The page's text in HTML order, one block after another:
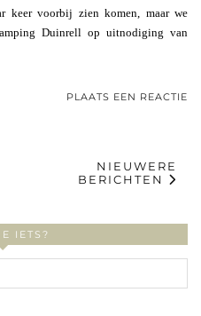
keer voorbij zien komen, maar we
Duinrell op uitnodiging van
PLAATS EEN REACTIE
NIEUWERE
BERICHTEN
IETS?